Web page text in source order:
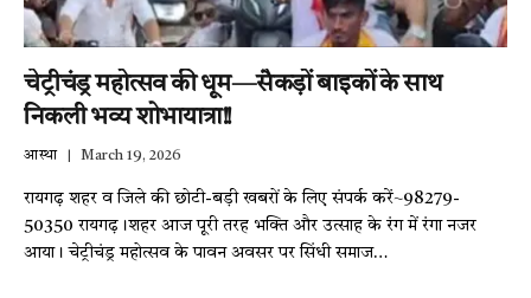
चेट्रीचंड्र महोत्सव की धूम—सैकड़ों बाइकों के साथ
निकली भव्य शोभायात्रा!!
आस्था March 19, 2026
रायगढ़ शहर व जिले की छोटी-बड़ी खबरों के लिए संपर्क करें~98279-
50350 रायगढ़।शहर आज पूरी तरह भक्ति और उत्साह के रंग में रंगा नजर
आया। चेट्रीचंड्र महोत्सव के पावन अवसर पर सिंधी समाज…